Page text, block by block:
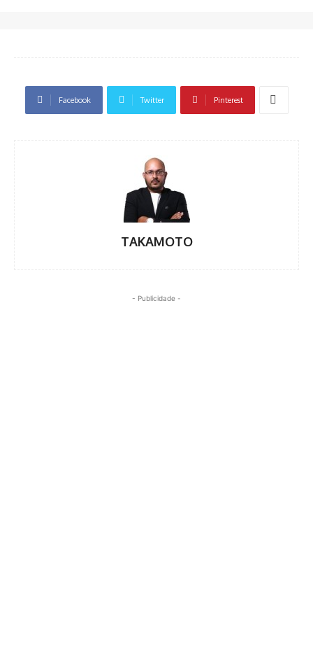
Facebook Twitter Pinterest
TAKAMOTO
- Publicidade -